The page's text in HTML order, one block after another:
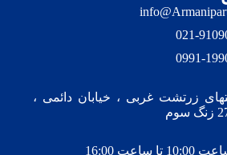
021-
0991-
زرتشت غربی ، خیابان دائمی ،
16:00